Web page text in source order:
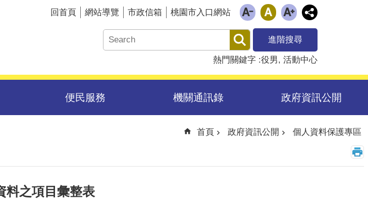
回首頁 網站導覽 市政信箱 桃園市入口網站
進階搜尋
熱門關鍵字 役男 活動中心
便民服務 機關通訊錄 政府資訊公開
首頁 政府資訊公開 個人資料保護專區
料之項目彙整表